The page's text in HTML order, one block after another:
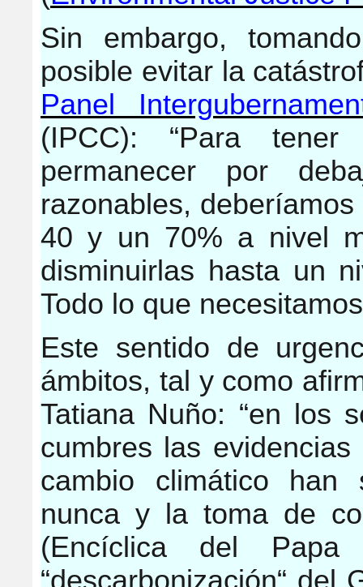
Sin embargo,
posible evitar la
Panel
(IPCC): “Para tener
permanecer por
razonables,
40 y un 70% a nivel
disminuirlas hasta un
Todo lo que
Este sentido de
ámbitos, tal y como
Tatiana Nuño: “en los
cumbres las
cambio climático han
nunca y la toma de
(Encíclica del Papa
“descarbonización“ del